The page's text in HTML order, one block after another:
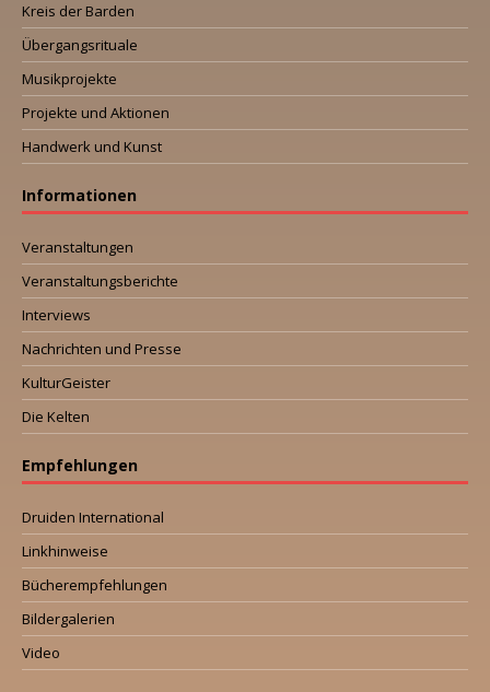
Kreis der Barden
Übergangsrituale
Musikprojekte
Projekte und Aktionen
Handwerk und Kunst
Informationen
Veranstaltungen
Veranstaltungsberichte
Interviews
Nachrichten und Presse
KulturGeister
Die Kelten
Empfehlungen
Druiden International
Linkhinweise
Bücherempfehlungen
Bildergalerien
Video